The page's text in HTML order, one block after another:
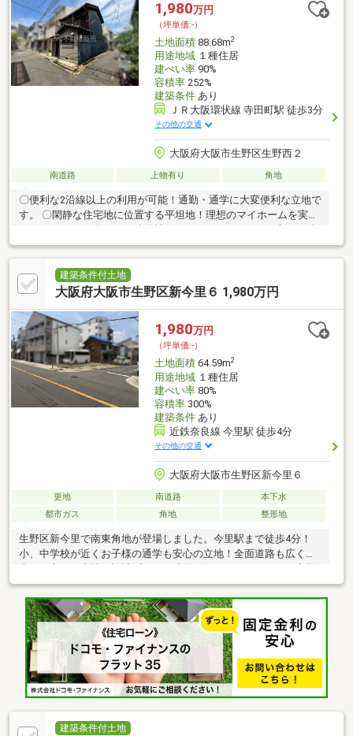
1,980万円
（坪単価:-）
土地面積88.68m2
用途地域１種住居
建ぺい率90%
容積率252%
建築条件あり
ＪＲ大阪環状線 寺田町駅 徒歩3分
その他の交通
大阪府大阪市生野区生野西２
南道路 上物有り 角地
〇便利な2沿線以上の利用が可能！通勤・通学に大変便利な立地で
す。 〇閑静な住宅地に位置する平坦地！理想のマイホームを実現
活をここから。〇252%の高容積率！自由な設計が可能な土地で
す。 〇近鉄南大阪線河堀口駅、徒歩11分の立地！生活に便利な環
境です。 〇角地で接道幅も広く、安心感のあるスペースです。
建築条件付土地
大阪府大阪市生野区新今里６ 1,980万円
1,980万円
（坪単価:-）
土地面積64.59m2
用途地域１種住居
建ぺい率80%
容積率300%
建築条件あり
近鉄奈良線 今里駅 徒歩4分
その他の交通
大阪府大阪市生野区新今里６
更地 南道路
本下水
都市ガス
角地 整形地
生野区新今里で南東角地が登場しました。今里駅まで徒歩4分！
小、中学校が近くお子様の通学も安心の立地！全面道路も広く日
当たり良好！当社で設計プランや建築も行っております！お客様
の御要望の素敵なお家を提案します！何でもお気軽にお問合せく
ださい♪周辺環境◇近鉄奈良線「今里」駅：徒歩 約4分◇地下鉄千
日前線「小路」：徒歩 約6分東中川小学校：徒歩約3分東生野中学
校：徒歩約4分スーパー玉出今里店：徒歩約11分ローソン生野新
今里六丁目店：徒歩約1分ドラッグアカカベ中川店：徒歩約9分東
中川公園：徒歩約5分生野小路郵便局：徒歩約5分
建築条件付土地